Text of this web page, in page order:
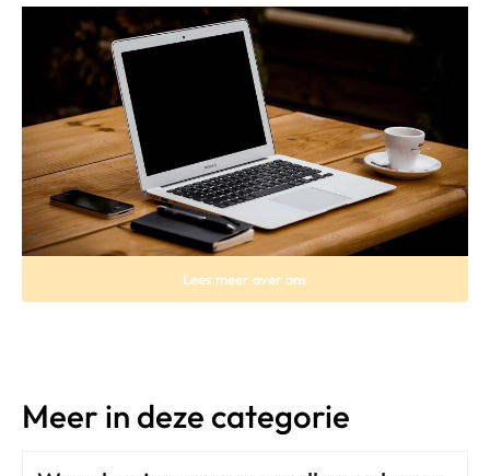
Lees meer over ons
Meer in deze categorie